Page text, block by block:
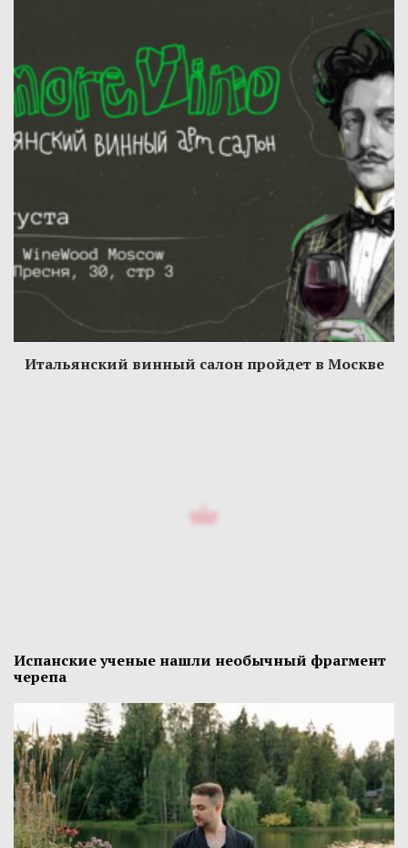
Итальянский винный салон пройдет в Москве
Испанские ученые нашли необычный фрагмент
черепа